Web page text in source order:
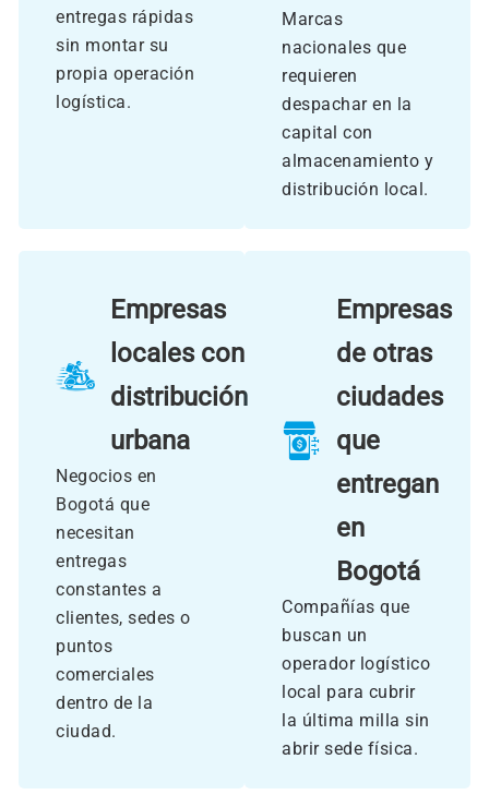
entregas rápidas
sin montar su
propia operación
logística.
Marcas
nacionales que
requieren
despachar en la
capital con
almacenamiento y
distribución local.
Empresas
locales con
distribución
urbana
Negocios en
Bogotá que
necesitan
entregas
constantes a
clientes, sedes o
puntos
comerciales
dentro de la
ciudad.
Empresas
de otras
ciudades
que
entregan
en
Bogotá
Compañías que
buscan un
operador logístico
local para cubrir
la última milla sin
abrir sede física.